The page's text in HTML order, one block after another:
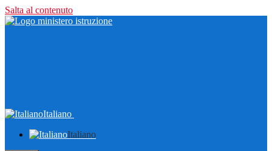
Salta al contenuto
Italiano
Italiano